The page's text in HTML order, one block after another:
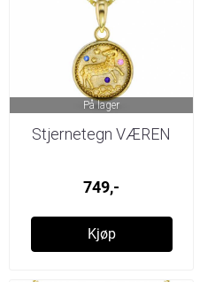
På lager
Stjernetegn VÆREN
749,-
Kjøp